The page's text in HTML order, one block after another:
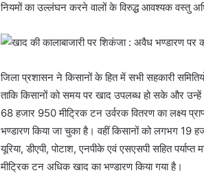
नियमों का उल्लंघन करने वालों के विरुद्ध आवश्यक वस्तु
जिला प्रशासन ने किसानों के हित में सभी सहकारी
ताकि किसानों को समय पर खाद उपलब्ध हो सके और
68 हजार 950 मीट्रिक टन उर्वरक वितरण का लक्ष्य
भण्डारण किया जा चुका है। वहीं किसानों को लगभग 19
यूरिया, डीएपी, पोटाश, एनपीके एवं एसएसपी सहित
मीट्रिक टन अधिक खाद का भण्डारण किया गया है।